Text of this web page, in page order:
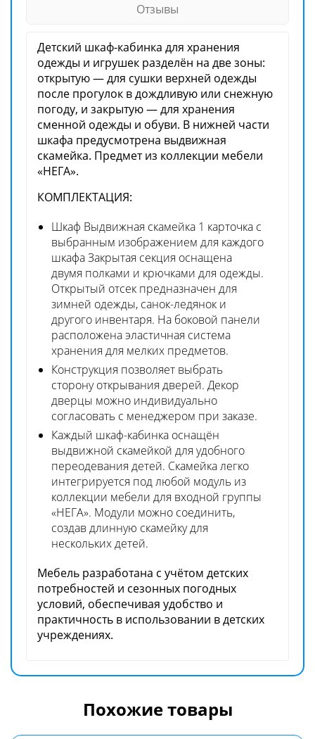
Отзывы
Детский шкаф-кабинка для хранения
одежды и игрушек разделён на две зоны:
открытую — для сушки верхней одежды
после прогулок в дождливую или снежную
погоду, и закрытую — для хранения
сменной одежды и обуви. В нижней части
шкафа предусмотрена выдвижная
скамейка. Предмет из коллекции мебели
«НЕГА».
КОМПЛЕКТАЦИЯ:
Шкаф Выдвижная скамейка 1 карточка с
выбранным изображением для каждого
шкафа Закрытая секция оснащена
двумя полками и крючками для одежды.
Открытый отсек предназначен для
зимней одежды, санок-ледянок и
другого инвентаря. На боковой панели
расположена эластичная система
хранения для мелких предметов.
Конструкция позволяет выбрать
сторону открывания дверей. Декор
дверцы можно индивидуально
согласовать с менеджером при заказе.
Каждый шкаф-кабинка оснащён
выдвижной скамейкой для удобного
переодевания детей. Скамейка легко
интегрируется под любой модуль из
коллекции мебели для входной группы
«НЕГА». Модули можно соединить,
создав длинную скамейку для
нескольких детей.
Мебель разработана с учётом детских
потребностей и сезонных погодных
условий, обеспечивая удобство и
практичность в использовании в детских
учреждениях.
Похожие товары